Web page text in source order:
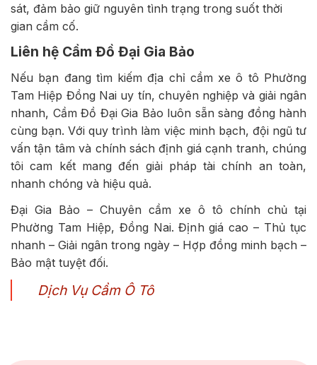
sát, đảm bảo giữ nguyên tình trạng trong suốt thời
gian cầm cố.
Liên hệ Cầm Đồ Đại Gia Bảo
Nếu bạn đang tìm kiếm địa chỉ cầm xe ô tô Phường
Tam Hiệp Đồng Nai uy tín, chuyên nghiệp và giải ngân
nhanh, Cầm Đồ Đại Gia Bảo luôn sẵn sàng đồng hành
cùng bạn. Với quy trình làm việc minh bạch, đội ngũ tư
vấn tận tâm và chính sách định giá cạnh tranh, chúng
tôi cam kết mang đến giải pháp tài chính an toàn,
nhanh chóng và hiệu quả.
Đại Gia Bảo – Chuyên cầm xe ô tô chính chủ tại
Phường Tam Hiệp, Đồng Nai. Định giá cao – Thủ tục
nhanh – Giải ngân trong ngày – Hợp đồng minh bạch –
Bảo mật tuyệt đối.
Dịch Vụ Cầm Ô Tô